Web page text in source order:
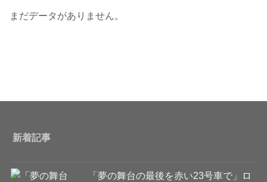
まだデータがありません。
新着記事
「夢の舞台の最後を赤い23号車で」ロ